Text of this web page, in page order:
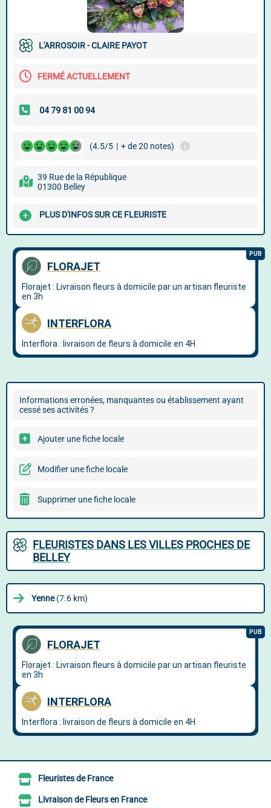
L'ARROSOIR - CLAIRE PAYOT
FERMÉ ACTUELLEMENT
(4.5/5 | + de 20 notes)
39 Rue de la République
01300 Belley
PLUS D'INFOS SUR CE FLEURISTE
Informations erronées, manquantes ou établissement ayant
cessé ses activités ?
Ajouter une fiche locale
Modifier une fiche locale
Supprimer une fiche locale
FLEURISTES DANS LES VILLES PROCHES DE
BELLEY
Yenne(7.6 km)
Fleuristes de France
Livraison de Fleurs en France